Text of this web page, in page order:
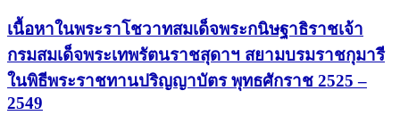
เนื้อหาในพระราโชวาทสมเด็จพระกนิษฐาธิราชเจ้า
กรมสมเด็จพระเทพรัตนราชสุดาฯ สยามบรมราชกุมารี
ในพิธีพระราชทานปริญญาบัตร พุทธศักราช 2525 –
2549